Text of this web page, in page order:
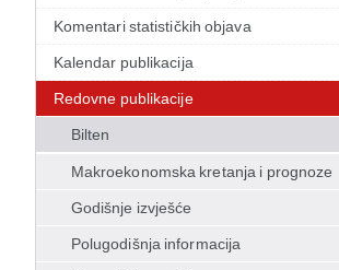
Komentari statističkih objava
Kalendar publikacija
Redovne publikacije
Bilten
Makroekonomska kretanja i prognoze
Godišnje izvješće
Polugodišnja informacija